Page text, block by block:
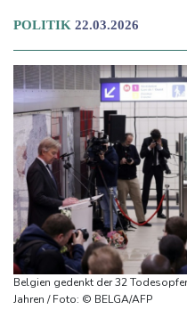
POLITIK 22.03.2026
Belgien gedenkt der 32
Jahren / Foto: © BELGA/AFP